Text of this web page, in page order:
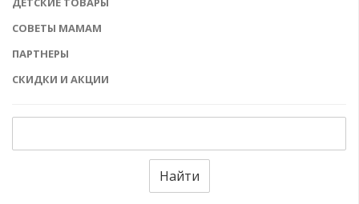
СОВЕТЫ МАМАМ
ПАРТНЕРЫ
СКИДКИ И АКЦИИ
Найти